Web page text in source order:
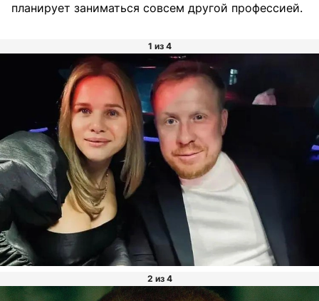
планирует заниматься совсем другой профессией.
1 из 4
2 из 4